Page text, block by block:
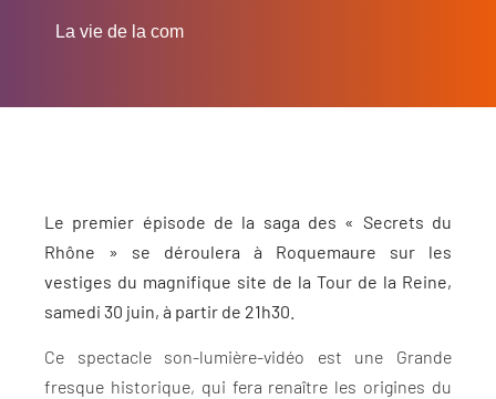
La vie de la com
Le premier épisode de la saga des « Secrets du
Rhône » se déroulera à Roquemaure sur les
vestiges du magnifique site de la Tour de la Reine,
samedi 30 juin, à partir de 21h30.
Ce spectacle son-lumière-vidéo est une Grande
fresque historique, qui fera renaître les origines du